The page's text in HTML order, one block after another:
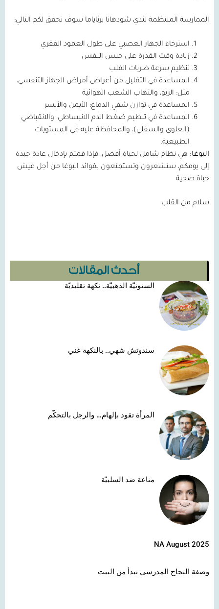
أحدث المقالات
السنونيّة الذهبيّة.. نكهة تقليديّة
سندوتش شهي.. بالنكهة غني
المرأة تقود بإلهام… والرجل بالتحكّم
مناعة ضد السلبيّة
NA August 2025
وصفة النجاح المدرسي تبدأ من البيت
الممارسة المنتظمة لندي شودهانا برناياما سوف تحقق لكم التالي:
استرخاء الجهاز العصبي على طول العمود الفقري
زيادة وقت القدرة على حبس النفس
تنظيم سرعة ضربات القلب
المساعدة في التقليل من أعراض أمراض الجهاز التنفسي،
مثل: الربو، والتهاب الشعب الهوائية
المساعدة في توازن شقي الدماغ: الأيمن والأيسر
المساعدة في تنظيم ضغط الدم الانبساطي، والانقباضي
(العلوي والسفلي)، والمحافظة عليه في المستويات
الطبيعية.
اليوغا: هي نظام شامل لحياة أفضل، فإذا قمتم بإدخال عادة جيدة
إلى يومكم، ستشعرون وتستمتعون بفوائد اليوغا من أجل عيش
حياة صحية
سلام من القلب